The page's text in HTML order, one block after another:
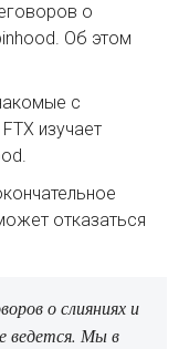
о
Об этом
с
изучает
отказаться
о слияниях и
ведется. Мы в